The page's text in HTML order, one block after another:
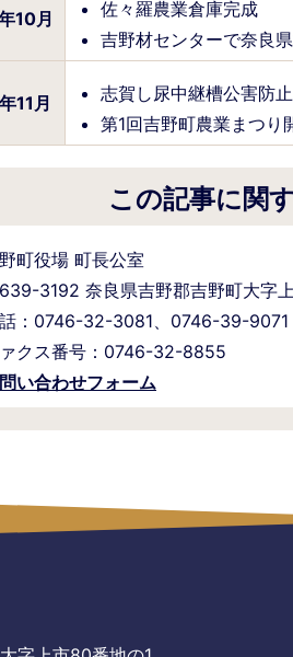
10月
佐々羅農業倉庫完成
吉野材センターで奈良
11月
志賀し尿中継槽公害防
第1回吉野町農業まつり
この記事に関
町役場 町長公室
3192 奈良県吉野郡吉野町大字
：0746-32-3081、0746-39-9071
クス番号：0746-32-8855
い合わせフォーム